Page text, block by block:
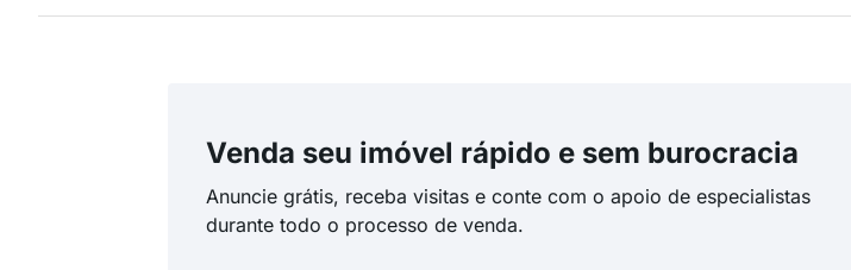
Venda seu imóvel rápido e sem burocracia
Anuncie grátis, receba visitas e conte com o apoio de especialistas
durante todo o processo de venda.